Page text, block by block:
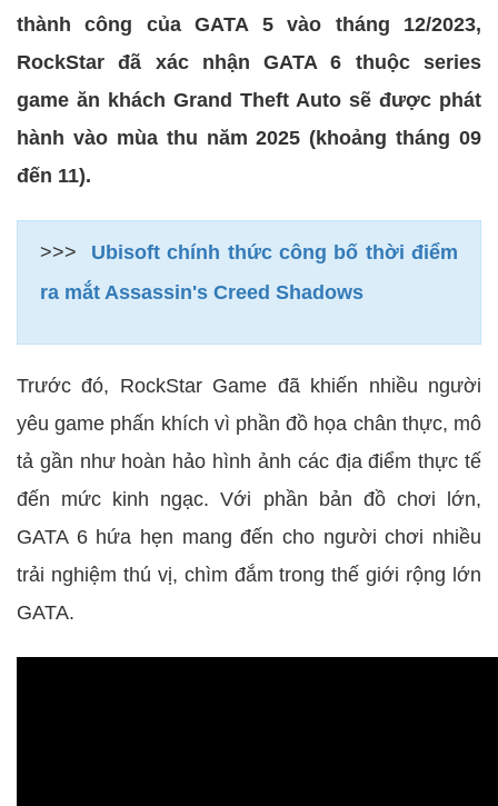
thành công của GATA 5 vào tháng 12/2023,
RockStar đã xác nhận GATA 6 thuộc series
game ăn khách Grand Theft Auto sẽ được phát
hành vào mùa thu năm 2025 (khoảng tháng 09
đến 11).
>>> Ubisoft chính thức công bố thời điểm
ra mắt Assassin's Creed Shadows
Trước đó, RockStar Game đã khiến nhiều người
yêu game phấn khích vì phần đồ họa chân thực, mô
tả gần như hoàn hảo hình ảnh các địa điểm thực tế
đến mức kinh ngạc. Với phần bản đồ chơi lớn,
GATA 6 hứa hẹn mang đến cho người chơi nhiều
trải nghiệm thú vị, chìm đắm trong thế giới rộng lớn
GATA.